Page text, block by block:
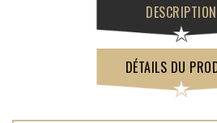
DESCRIPTION
DÉTAILS DU